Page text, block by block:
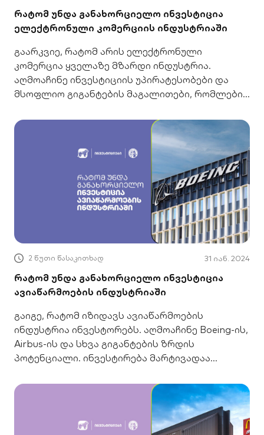
რატომ უნდა განახორციელო ინვესტიცია
ელექტრონული კომერციის ინდუსტრიაში
გაარკვიე, რატომ არის ელექტრონული
კომერცია ყველაზე მზარდი ინდუსტრია.
აღმოაჩინე ინვესტიციის უპირატესობები და
მსოფლიო გიგანტების მაგალითები, რომლებიც
2 წუთი წასაკითხად 31 იან. 2024
რატომ უნდა განახორციელო ინვესტიცია
ავიაწარმოების ინდუსტრიაში
გაიგე, რატომ იზიდავს ავიაწარმოების
ინდუსტრია ინვესტორებს. აღმოაჩინე Boeing-ის,
Airbus-ის და სხვა გიგანტების ზრდის
პოტენციალი. ინვესტირება მარტივადაა